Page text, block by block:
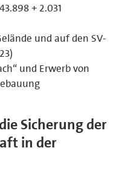
+ 2.031
und auf den SV-
und Erwerb von
Sicherung der
in der